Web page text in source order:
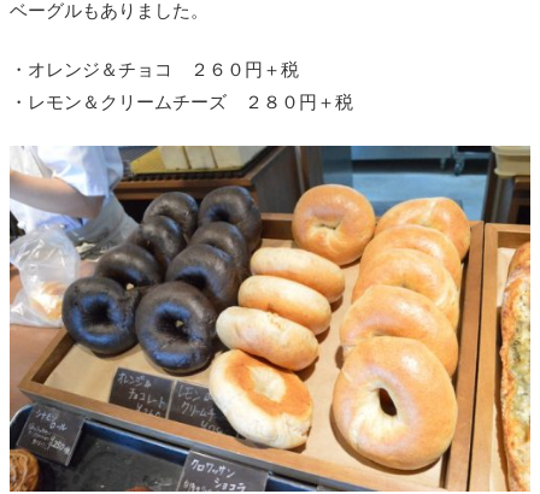
ベーグルもありました。
・オレンジ＆チョコ ２６０円＋税
・レモン＆クリームチーズ ２８０円＋税